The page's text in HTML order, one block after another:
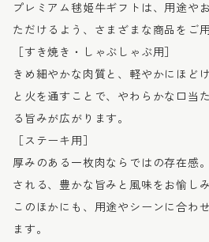
プレミアム毬姫牛ギフトは、用途や
ただけるよう、さまざまな商品をご
［すき焼き・しゃぶしゃぶ用］
きめ細やかな肉質と、軽やかにほど
と火を通すことで、やわらかな口当
る旨みが広がります。
［ステーキ用］
厚みのある一枚肉ならではの存在感
される、豊かな旨みと風味をお愉し
このほかにも、用途やシーンに合わ
ます。